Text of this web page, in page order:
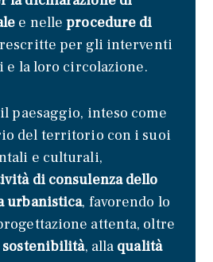
e nelleprocedure di
per gli interventi
la loro circolazione.
paesaggio, inteso come
del territorio con i suoi
e culturali,
di consulenza dello
urbanistica, favorendo lo
attenta, oltre
sostenibilità, alla qualità